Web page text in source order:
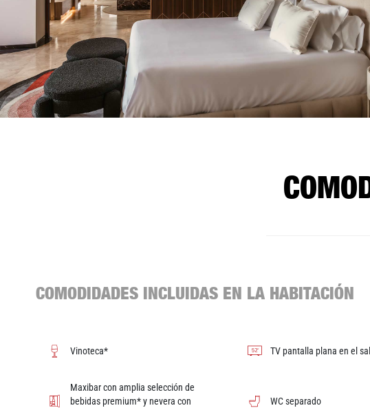
COMODIDADES INCLUIDAS EN LA HABITACIÓN
Vinoteca* TV pantalla plana en el
Maxibar con amplia selección de
bebidas premium* y nevera con
WC separado